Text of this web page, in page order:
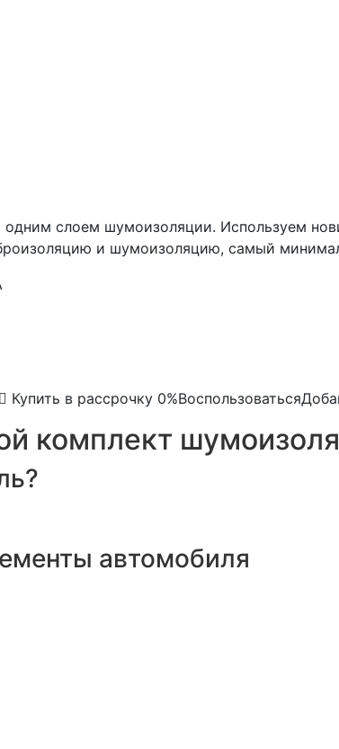
слоем шумоизоляции. Используем
и шумоизоляцию, самый
Купить в рассрочку 0%Воспользоваться
комплект
автомобиля